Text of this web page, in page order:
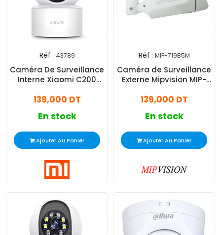
Réf : 43789
Caméra De Surveillance
Interne Xiaomi C200
139,000 DT
En stock
Ajouter Au Panier
Réf : MIP-719B5M
Caméra de Surveillance
Externe Mipvision MIP-
139,000 DT
En stock
Ajouter Au Panier